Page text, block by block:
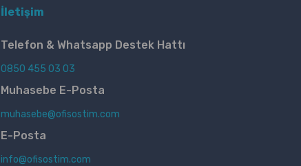
İletişim
Telefon & Whatsapp Destek Hattı
0850 455 03 03
Muhasebe E-Posta
muhasebe@ofisostim.com
E-Posta
info@ofisostim.com